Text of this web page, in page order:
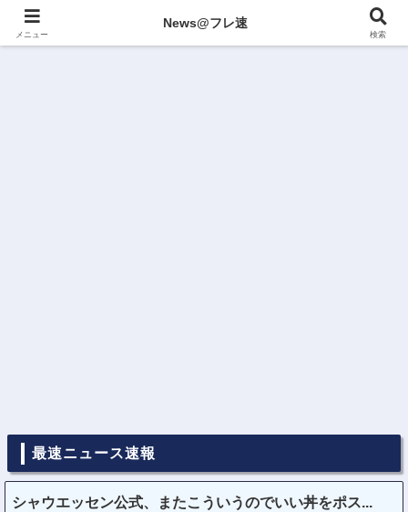
最速ニュース速報
シャウエッセン公式、またこういうのでいい丼をポス...
メニュー
News@フレ速
検索